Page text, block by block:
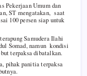
Pekerjaan Umum dan
ST mengatakan, saat
100 persen siap untuk
Samudera Ilahi
Somad, namun kondisi
terpaksa dibatalkan.
pihak panitia terpaksa